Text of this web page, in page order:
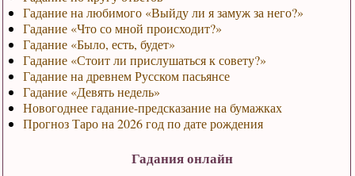
Гадание на любимого «Выйду ли я замуж за него?»
Гадание «Что со мной происходит?»
Гадание «Было, есть, будет»
Гадание «Стоит ли прислушаться к совету?»
Гадание на древнем Русском пасьянсе
Гадание «Девять недель»
Новогоднее гадание-предсказание на бумажках
Прогноз Таро на 2026 год по дате рождения
Гадания онлайн